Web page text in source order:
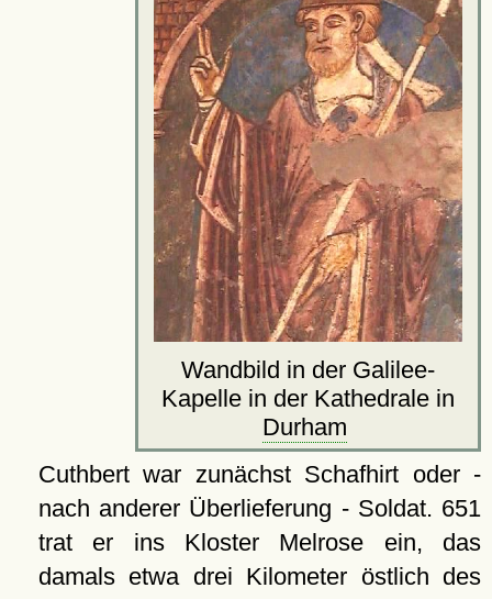
Wandbild in der Galilee-
Kapelle in der Kathedrale in
Durham
Cuthbert war zunächst Schafhirt oder -
nach anderer Überlieferung - Soldat. 651
trat er ins Kloster Melrose ein, das
damals etwa drei Kilometer östlich des